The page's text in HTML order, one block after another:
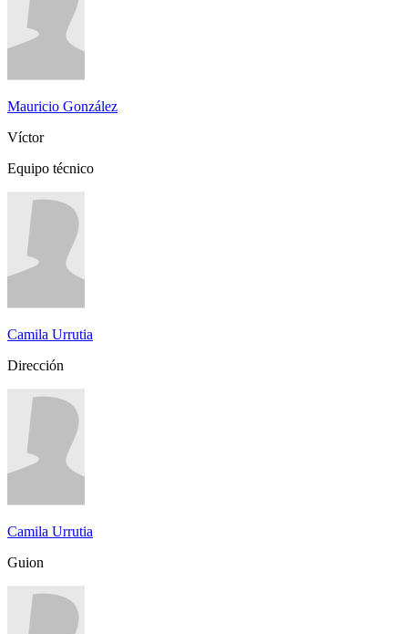
Mauricio González
Víctor
Equipo técnico
Camila Urrutia
Dirección
Camila Urrutia
Guion